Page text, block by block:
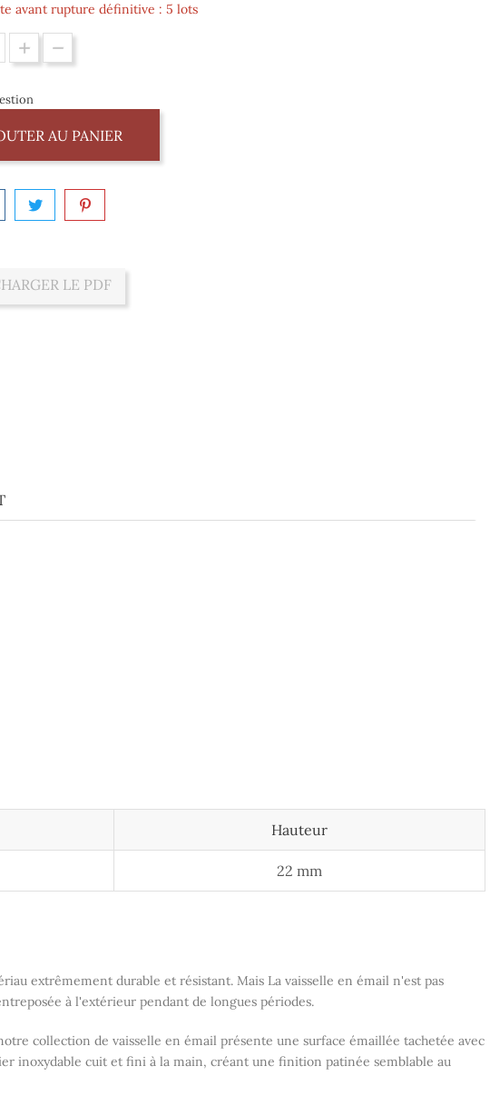
avant rupture définitive : 5 lots
AU PANIER
LE PDF
Hauteur
22 mm
extrêmement durable et résistant. Mais La vaisselle en émail n'est pas
à l'extérieur pendant de longues périodes.
collection de vaisselle en émail présente une surface émaillée tachetée avec
inoxydable cuit et fini à la main, créant une finition patinée semblable au